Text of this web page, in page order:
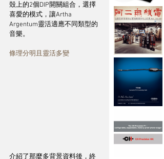
殼上的2個DIP開關組合，選擇
喜愛的模式，讓Artha
Argentum靈活適應不同類型的
音樂。
條理分明且靈活多變
介紹了那麼多背景資料後，終